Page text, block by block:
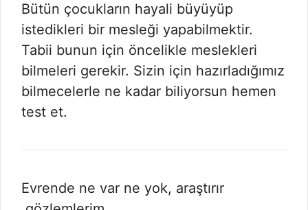
Bütün çocukların hayali büyüyüp
istedikleri bir mesleği yapabilmektir.
Tabii bunun için öncelikle meslekleri
bilmeleri gerekir. Sizin için hazırladığımız
bilmecelerle ne kadar biliyorsun hemen
test et.
Evrende ne var ne yok, araştırır